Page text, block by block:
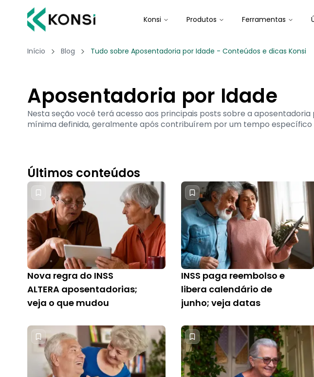
Konsi Produtos Ferramentas
Início Blog Tudo sobre Aposentadoria por Idade - Conteúdos e dicas Konsi
Aposentadoria por Idade
Nesta seção você terá acesso aos principais posts sobre a
mínima definida, geralmente após contribuírem por um tempo
Últimos conteúdos
Nova regra do INSS
ALTERA aposentadorias;
veja o que mudou
INSS paga reembolso e
libera calendário de
junho; veja datas